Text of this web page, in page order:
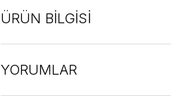
ÜRÜN BİLGİSİ
YORUMLAR